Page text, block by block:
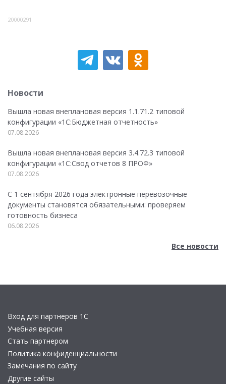
20000291
Новости
Вышла новая внеплановая версия 1.1.71.2 типовой
конфигурации «1C:Бюджетная отчетность»
07.08.2026
Вышла новая внеплановая версия 3.4.72.3 типовой
конфигурации «1C:Свод отчетов 8 ПРОФ»
07.08.2026
С 1 сентября 2026 года электронные перевозочные
документы становятся обязательными: проверяем
готовность бизнеса
06.08.2026
Все новости
Вход для партнеров 1С
Учебная версия
Стать партнером
Политика конфиденциальности
Замечания по сайту
Другие сайты